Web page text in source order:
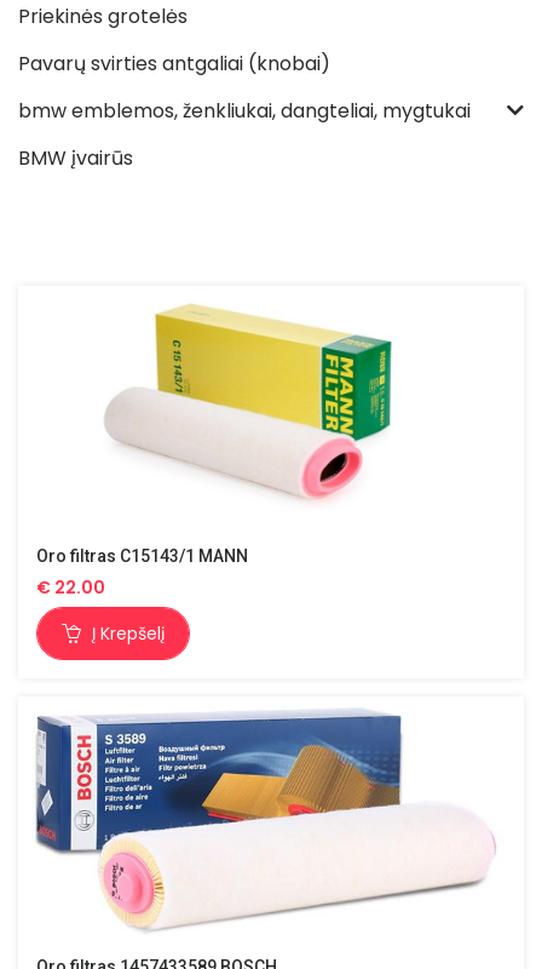
Priekinės grotelės
Pavarų svirties antgaliai (knobai)
bmw emblemos, ženkliukai, dangteliai, mygtukai
BMW įvairūs
Oro filtras C15143/1 MANN
€ 22.00
Į Krepšelį